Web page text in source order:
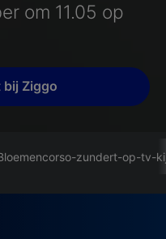
om 11.05 op
bij Ziggo
zundert-op-tv-